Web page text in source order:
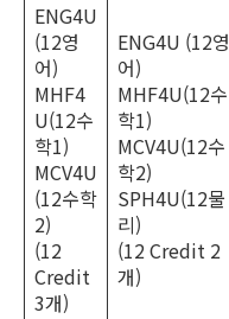
ENG4U
(12영
어)
MHF4
U(12수
학1)
MCV4U
(12수학
2)
(12
Credit
3개)
ENG4U (12영
어)
MHF4U(12수
학1)
MCV4U(12수
학2)
SPH4U(12물
리)
(12 Credit 2
개)